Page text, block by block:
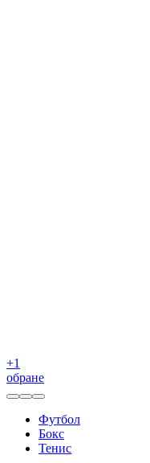
+1
обране
Футбол
Бокс
Тенис